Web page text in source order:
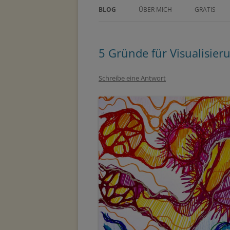
BLOG ÜBER MICH
PRESSE
GRATIS
5 Gründe für
Schreibe eine Antwort